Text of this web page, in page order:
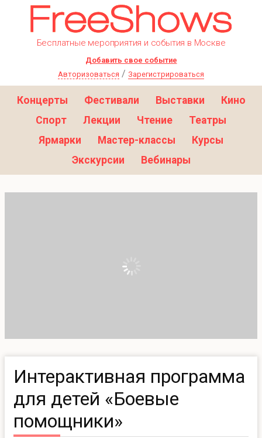
Бесплатные мероприятия и события в Москве
Добавить свое событие
Авторизоваться / Зарегистрироваться
Концерты Фестивали Выставки
Кино
Спорт
Лекции Чтение
Театры
Ярмарки
Мастер-классы
Курсы
Экскурсии
Вебинары
Интерактивная программа
для детей «Боевые
помощники»